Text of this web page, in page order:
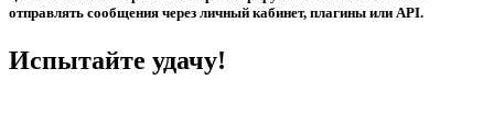
отправлять сообщения через личный кабинет, плагины или API.
Испытайте удачу!